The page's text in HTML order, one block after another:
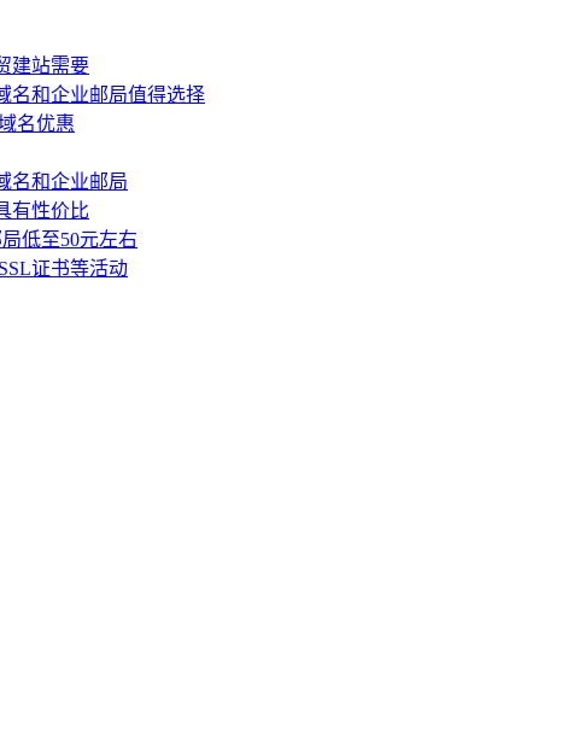
建站需要
名和企业邮局值得选择
名优惠
名和企业邮局
有性价比
低至50元左右
证书等活动